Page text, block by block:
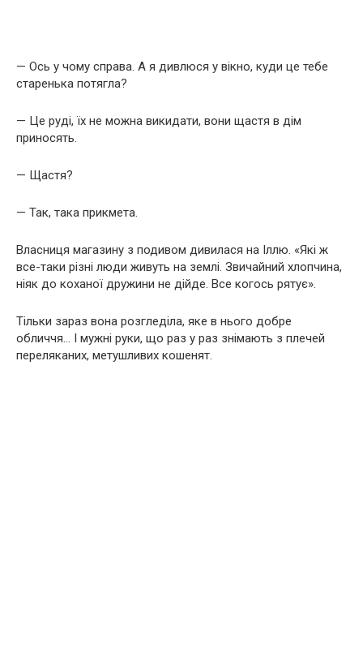
— Ось у чому справа. А я дивлюся у вікно, куди це тебе
старенька потягла?
— Це руді, їх не можна викидати, вони щастя в дім
приносять.
— Щастя?
— Так, така прикмета.
Власниця магазину з подивом дивилася на Іллю. «Які ж
все-таки різні люди живуть на землі. Звичайний хлопчина,
ніяк до коханої дружини не дійде. Все когось рятує».
Тільки зараз вона розгледіла, яке в нього добре
обличчя… І мужні руки, що раз у раз знімають з плечей
переляканих, метушливих кошенят.